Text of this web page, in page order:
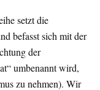
setzt die
befasst sich mit der
der
umbenannt wird,
zu nehmen). Wir